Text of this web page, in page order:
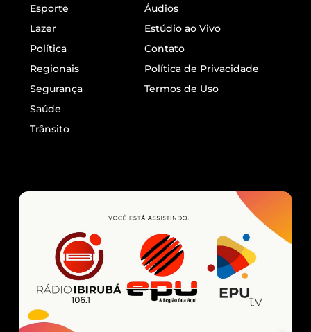
Esporte
Lazer
Política
Regionais
Segurança
Saúde
Trânsito
Áudios
Estúdio ao Vivo
Contato
Política de Privacidade
Termos de Uso